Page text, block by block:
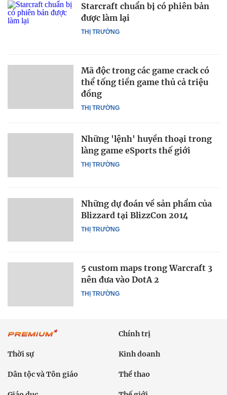
THỊ TRƯỜNG
Starcraft chuẩn bị có phiên bản
được làm lại
THỊ TRƯỜNG
Mã độc trong các game crack có
thể tống tiền game thủ cả triệu
đồng
THỊ TRƯỜNG
Những 'lệnh' huyền thoại trong
làng game eSports thế giới
THỊ TRƯỜNG
Những dự đoán về sản phẩm của
Blizzard tại BlizzCon 2014
THỊ TRƯỜNG
5 custom maps trong Warcraft 3
nên đưa vào DotA 2
Chính trị
Thời sự Kinh doanh
Dân tộc và Tôn giáo Thể thao